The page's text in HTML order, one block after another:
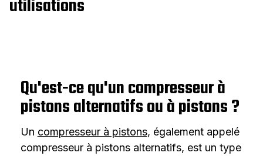
utilisations
Qu'est-ce qu'un compresseur à
pistons alternatifs ou à pistons ?
Un compresseur à pistons, également appelé
compresseur à pistons alternatifs, est un type